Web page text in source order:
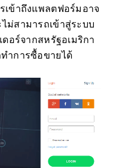
ข้าถึงแพลตฟอร์มอาจ
ม่สามารถเข้าสู่ระบบ
อร์จากสหรัฐอเมริกา
ำการซื้อขายได้